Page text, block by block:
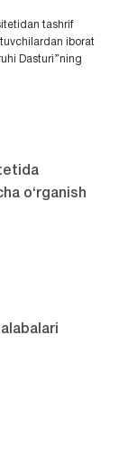
tashrif
iborat
Dasturi”ning
o‘rganish